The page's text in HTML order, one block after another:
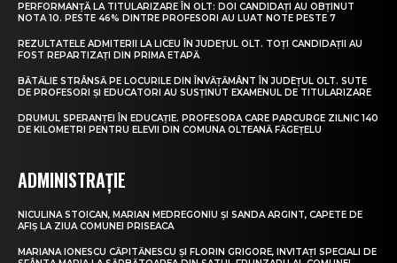
PERFORMANȚĂ LA TITULARIZARE ÎN OLT: DOI CANDIDAȚI AU OBȚINUT
NOTA 10. PESTE 46% DINTRE PROFESORI AU LUAT NOTE PESTE 7
REZULTATELE ADMITERII LA LICEU ÎN JUDEȚUL OLT. TOȚI CANDIDAȚII AU
FOST REPARTIZAȚI DIN PRIMA ETAPĂ
BĂTĂLIE STRÂNSĂ PE LOCURILE DIN ÎNVĂȚĂMÂNT ÎN JUDEȚUL OLT. SUTE
DE PROFESORI ȘI EDUCATORI AU SUSȚINUT EXAMENUL DE TITULARIZARE
DRUMUL SPERANȚEI ÎN EDUCAȚIE. PROFESORA CARE PARCURGE ZILNIC 140
DE KILOMETRI PENTRU ELEVII DIN COMUNA OLTEANĂ FĂGEȚELU
ADMINISTRAȚIE
NICULINA STOICAN, MARIAN MEDREGONIU ȘI SANDA ARGINT, CAPETE DE
AFIȘ LA ZIUA COMUNEI PRISEACA
MARIANA IONESCU CĂPITĂNESCU ȘI FLORIN GRIGORE, INVITAȚI SPECIALI DE